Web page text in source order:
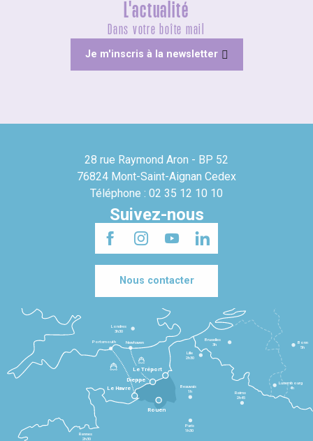
L'actualité
Dans votre boîte mail
Je m'inscris à la newsletter
28 rue Raymond Aron - BP 52
76824 Mont-Saint-Aignan Cedex
Téléphone : 02 35 12 10 10
Suivez-nous
Nous contacter
Le Havre
Dieppe
Le Tréport
Rennes
2h30
Paris
1h30
Beauvais
1h
Reims
2h45
Lille
2h30
Bruxelles
3h
Londres
3h30
Newhaven
Portsmouth
Bonn
5h
Luxembourg
4h
Rouen